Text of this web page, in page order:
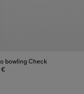
bowling Check
€